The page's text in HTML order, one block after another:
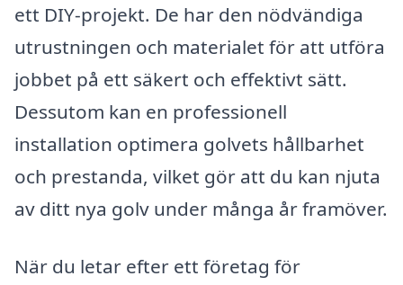
ett DIY-projekt. De har den nödvändiga
utrustningen och materialet för att utföra
jobbet på ett säkert och effektivt sätt.
Dessutom kan en professionell
installation optimera golvets hållbarhet
och prestanda, vilket gör att du kan njuta
av ditt nya golv under många år framöver.
När du letar efter ett företag för